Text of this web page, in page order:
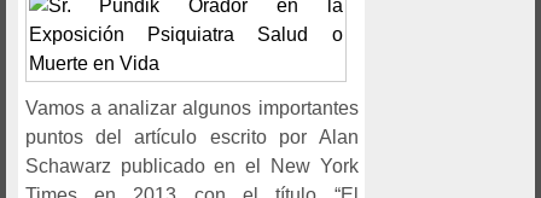
Vamos a analizar algunos importantes
puntos del artículo escrito por Alan
Schawarz publicado en el New York